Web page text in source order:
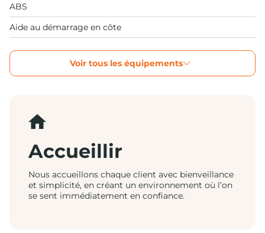
ABS
Aide au démarrage en côte
Voir tous les équipements
Accueillir
Nous accueillons chaque client avec bienveillance
et simplicité, en créant un environnement où l’on
se sent immédiatement en confiance.